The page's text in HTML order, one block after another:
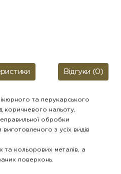
Відгуки (0)
та перукарського
коричневого нальоту,
обробки
виготовленого з усіх видів
та кольорових металів, а
поверхонь.